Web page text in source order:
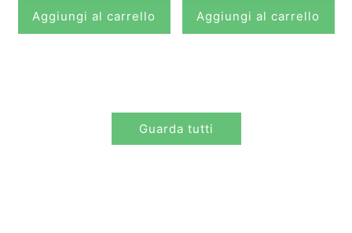
Aggiungi al carrello Aggiungi al carrello
Guarda tutti